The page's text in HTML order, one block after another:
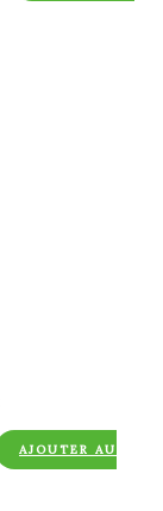
AJOUTER AU